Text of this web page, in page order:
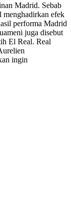
Madrid. Sebab
menghadirkan efek
performa Madrid
juga disebut
El Real. Real
ingin